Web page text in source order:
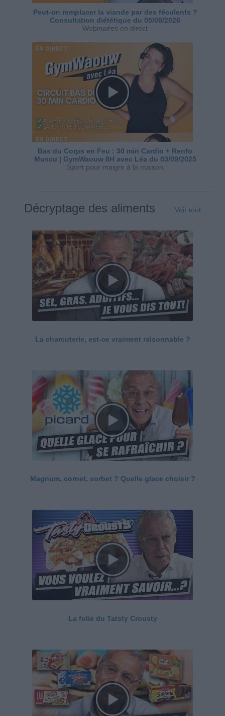
Peut-on remplacer la viande par des féculents ?
Consultation diététique du 05/08/2026
Webinaires en direct
Bas du Corps en Feu : 30 min Cardio + Renfo
Muscu | GymWaouw 8H avec Léa du 03/09/2025
Sport pour maigrir à la maison
Décryptage des aliments Voir tout
La charcuterie, est-ce vraiment raisonnable ?
Magnum, cornet, sorbet ? Quelle glace choisir ?
La folie du Tatsty Crousty